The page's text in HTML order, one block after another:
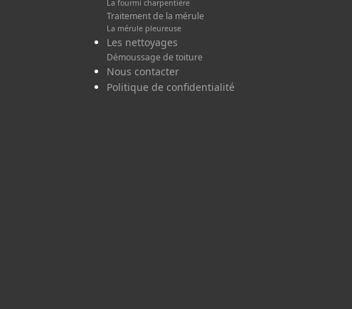
La fourmi charpentière
Traitement de la mérule
La mérule pleureuse
Les nettoyages
Démoussage de toiture
Nous contacter
Politique de confidentialité